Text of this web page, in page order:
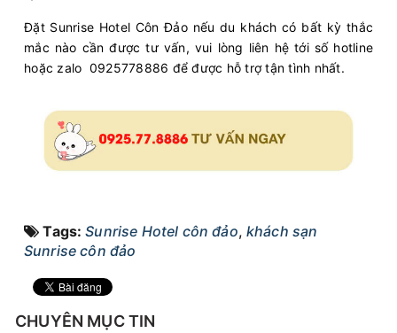
Đặt Sunrise Hotel Côn Đảo nếu du khách có bất kỳ thắc
mắc nào cần được tư vấn, vui lòng liên hệ tới số hotline
hoặc zalo 0925778886 để được hỗ trợ tận tình nhất.
Tags:Sunrise Hotel côn đảo,khách sạn
Sunrise côn đảo
CHUYÊN MỤC TIN